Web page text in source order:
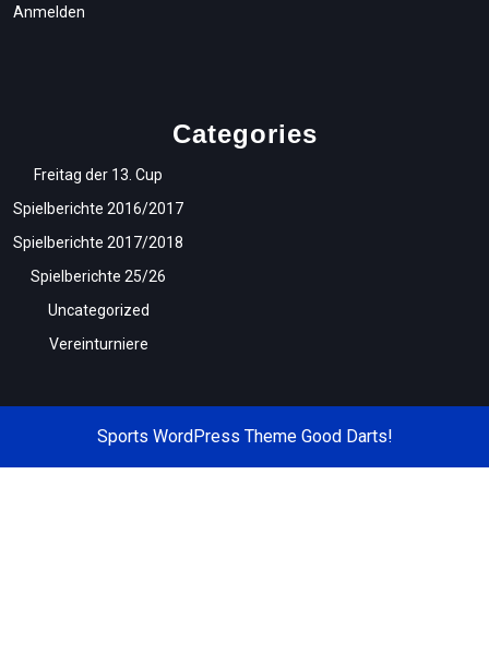
Anmelden
Categories
Freitag der 13. Cup
Spielberichte 2016/2017
Spielberichte 2017/2018
Spielberichte 25/26
Uncategorized
Vereinturniere
Sports WordPress ThemeGood Darts!